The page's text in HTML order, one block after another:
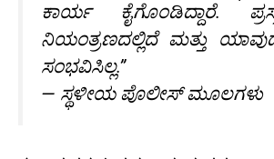
ಕಾರ್ಯ ಕೈಗೊಂಡಿದ್ದಾರೆ.
ನಿಯಂತ್ರಣದಲ್ಲಿದೆ ಮತ್ತು
ಸಂಭವಿಸಿಲ್ಲ.”
— ಸ್ಥಳೀಯ ಪೊಲೀಸ್ ಮೂಲಗಳು